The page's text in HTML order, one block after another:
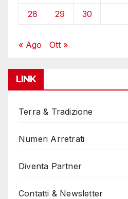
28 29 30
« Ago Ott »
LINK
Terra & Tradizione
Numeri Arretrati
Diventa Partner
Contatti & Newsletter